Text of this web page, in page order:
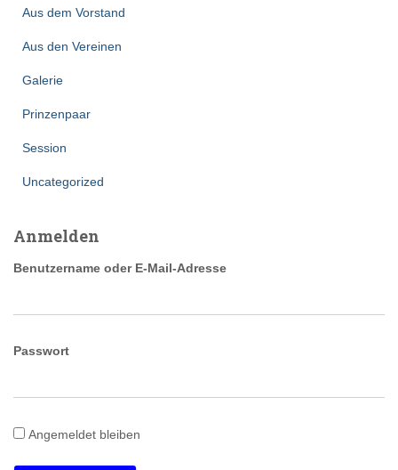
Aus dem Vorstand
Aus den Vereinen
Galerie
Prinzenpaar
Session
Uncategorized
Anmelden
Benutzername oder E-Mail-Adresse
Passwort
Angemeldet bleiben